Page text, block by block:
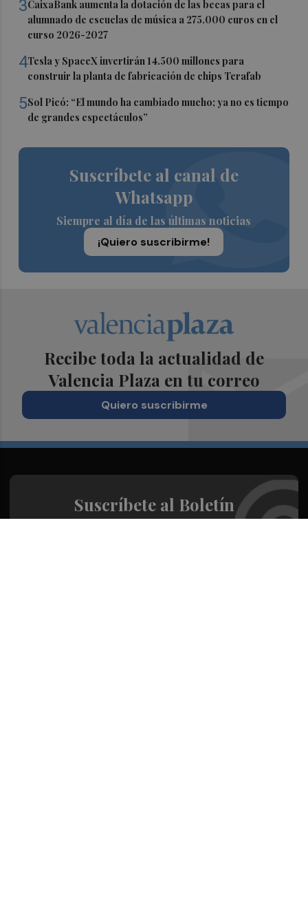
3CaixaBank aumenta la dotación de las becas para el
alumnado de escuelas de música a 275.000 euros en el
curso 2026-2027
4Tesla y SpaceX invertirán 14.500 millones para
construir la planta de fabricación de chips Terafab
5Sol Picó: “El mundo ha cambiado mucho; ya no es tiempo
de grandes espectáculos”
Suscríbete al canal de
Whatsapp
Siempre al día de las últimas noticias
¡Quiero suscribirme!
Recibe toda la actualidad de
Valencia Plaza en tu correo
Quiero suscribirme
Suscríbete al Boletín